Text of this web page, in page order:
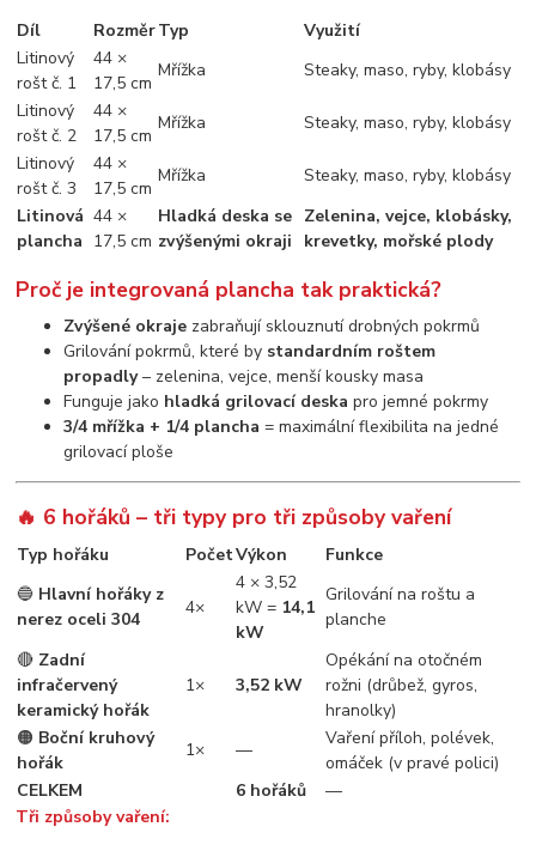
Díl RozměrTyp
Využití
Litinový
rošt č. 1
44 ×
17,5 cm
Mřížka
Steaky, maso, ryby, klobásy
Litinový
rošt č. 2
44 ×
17,5 cm
Mřížka
Steaky, maso, ryby, klobásy
Litinový
rošt č. 3
44 ×
17,5 cm
Mřížka
Steaky, maso, ryby, klobásy
Litinová
plancha
44 ×
17,5 cm
Hladká deska se
zvýšenými okraji
Zelenina, vejce, klobásky,
krevetky, mořské plody
Proč je integrovaná plancha tak praktická?
Zvýšené okraje zabraňují sklouznutí drobných pokrmů
Grilování pokrmů, které by standardním roštem
propadly– zelenina, vejce, menší kousky masa
Funguje jako hladká grilovací deska pro jemné pokrmy
3/4 mřížka + 1/4 plancha = maximální flexibilita na jedné
grilovací ploše
🔥 6 hořáků – tři typy pro tři způsoby vaření
Typ hořáku PočetVýkon
Funkce
🔵 Hlavní hořáky z
nerez oceli 304
4×
4 × 3,52
kW = 14,1
kW
Grilování na roštu a
planche
🔴 Zadní
infračervený
keramický hořák
1× 3,52 kW
Opékání na otočném
rožni (drůbež, gyros,
hranolky)
🟠 Boční kruhový
hořák
1× —
Vaření příloh, polévek,
omáček (v pravé polici)
CELKEM
6 hořáků
—
Tři způsoby vaření: